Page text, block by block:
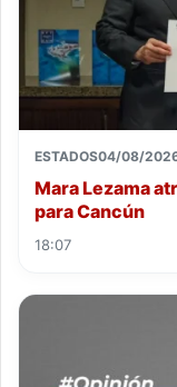
ESTADOS04/08/
Mara Lezama
para Cancún
18:07